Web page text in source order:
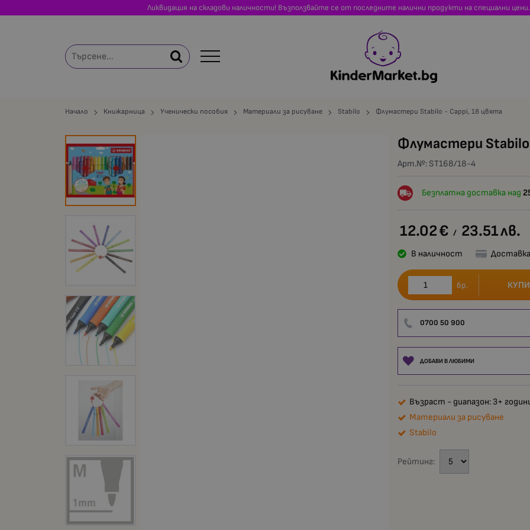
Ликвидация на складови наличности! Възползвайте се от последните налични продукти на специални
Начало Книжарница Ученически пособия Материали за рисуване Stabilo Флумастери Stabilo - Cappi, 18 цвята
Флумастери
Арт.№: ST168/18-4
Безплатна доставка над
12.02€ / 23.51лв.
В наличност
бр. КУПИ
0700 50 900
ДОБАВИ В ЛЮБИМИ
Възраст - диапазон: 3+
Материали за рисуване
Stabilo
Рейтинг: